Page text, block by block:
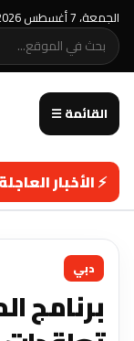
الجمعة، 7 أغسطس 2026
القائمة ☰
⚡ الأخبار العاجلة
دبي
برنامج